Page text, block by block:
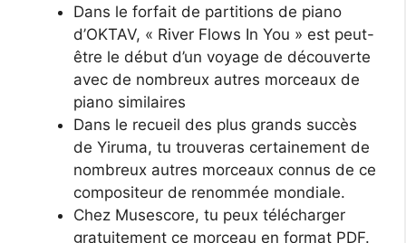
Dans le forfait de partitions de piano
d’OKTAV, « River Flows In You » est peut-
être le début d’un voyage de découverte
avec de nombreux autres morceaux de
piano similaires
Dans le recueil des plus grands succès
de Yiruma, tu trouveras certainement de
nombreux autres morceaux connus de ce
compositeur de renommée mondiale.
Chez Musescore, tu peux télécharger
gratuitement ce morceau en format PDF.